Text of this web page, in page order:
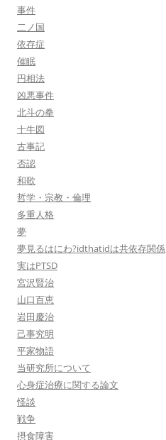
事件
二ノ国
依存症
催眠
円相法
凶悪事件
北斗の拳
十牛図
古事記
否認
和歌
哲学・宗教・倫理
多重人格
夢
夢見るはにわ?idthatidは共依存関係
実はPTSD
宮沢賢治
山口百恵
岩田慶治
己事究明
平家物語
当研究所について
心身症治療に関する論文
怪談
戦争
摂食障害